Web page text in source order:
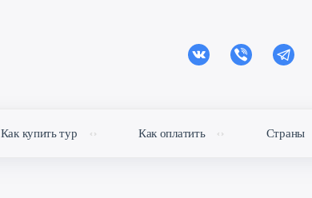
Как купить тур Как оплатить Страны